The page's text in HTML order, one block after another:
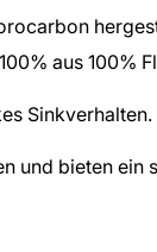
aus 100%
Sinkverhalten.
und bieten ein